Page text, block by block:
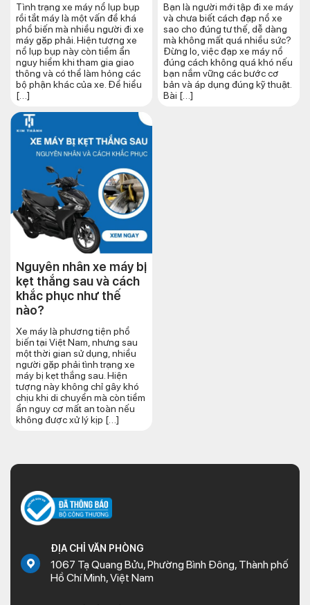
Tình trạng xe máy nổ lụp bụp
rồi tắt máy là một vấn đề khá
phổ biến mà nhiều người đi xe
máy gặp phải. Hiện tượng xe
nổ lụp bụp này còn tiềm ẩn
nguy hiểm khi tham gia giao
thông và có thể làm hỏng các
bộ phận khác của xe. Để hiểu
[…]
Bạn là người mới tập đi xe máy
và chưa biết cách đạp nổ xe
sao cho đúng tư thế, dễ dàng
mà không mất quá nhiều sức?
Đừng lo, việc đạp xe máy nổ
đúng cách không quá khó nếu
bạn nắm vững các bước cơ
bản và áp dụng đúng kỹ thuật.
Bài […]
Nguyên nhân xe máy bị
kẹt thắng sau và cách
khắc phục như thế
nào?
Xe máy là phương tiện phổ
biến tại Việt Nam, nhưng sau
một thời gian sử dụng, nhiều
người gặp phải tình trạng xe
máy bị kẹt thắng sau. Hiện
tượng này không chỉ gây khó
chịu khi di chuyển mà còn tiềm
ẩn nguy cơ mất an toàn nếu
không được xử lý kịp […]
ĐỊA CHỈ VĂN PHÒNG
1067 Tạ Quang Bửu, Phường Bình Đông, Thành phố
Hồ Chí Minh, Việt Nam